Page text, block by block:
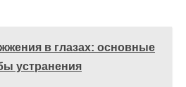
в глазах: основные
устранения